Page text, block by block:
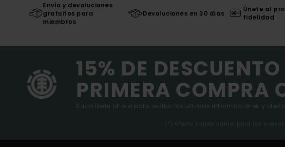
Envío y devoluciones
gratuitos para
miembros
Devoluciones en 30 días
Únete al
fidelidad
15% DE
PRIMERA COMPRA
Suscríbete ahora para recibir las ultimas informaciones y
(*) Oferta valida online para los